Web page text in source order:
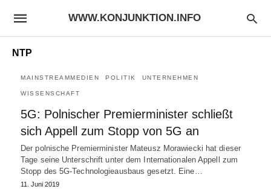
WWW.KONJUNKTION.INFO
NTP
MAINSTREAMMEDIEN POLITIK UNTERNEHMEN
WISSENSCHAFT
5G: Polnischer Premierminister schließt
sich Appell zum Stopp von 5G an
Der polnische Premierminister Mateusz Morawiecki hat dieser
Tage seine Unterschrift unter dem Internationalen Appell zum
Stopp des 5G-Technologieausbaus gesetzt. Eine…
11. Juni 2019